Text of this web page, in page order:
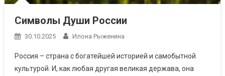
Символы Души России
30.10.2025 Илона Рыженина
Россия – страна с богатейшей историей и самобытной
культурой. И, как любая другая великая держава, она